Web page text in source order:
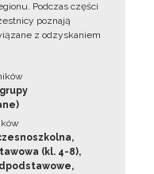
Podczas części
poznają
z odzyskaniem
(kl. 4-8),